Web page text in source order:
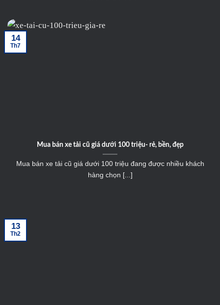
Mua bán xe tải cũ giá dưới 100 triệu- rẻ, bền, đẹp
Mua bán xe tải cũ giá dưới 100 triệu đang được nhiều khách
hàng chọn [...]
14
Th7
13
Th2